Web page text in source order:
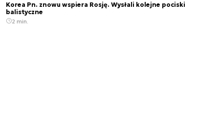
Korea Pn. znowu wspiera Rosję. Wysłali kolejne pociski
balistyczne
2 min.